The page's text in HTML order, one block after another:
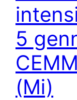
5
(Mi)